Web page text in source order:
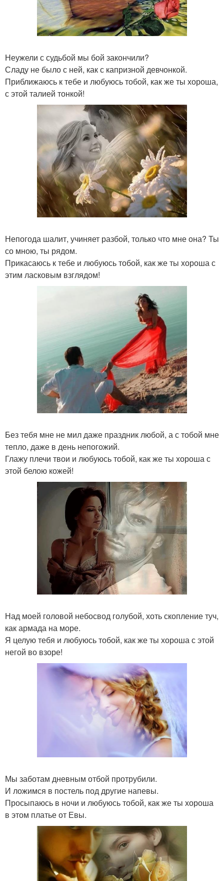
Неужели с судьбой мы бой закончили?
Сладу не было с ней, как с капризной девчонкой.
Приближаюсь к тебе и любуюсь тобой, как же ты хороша,
с этой талией тонкой!
Непогода шалит, учиняет разбой, только что мне она? Ты
со мною, ты рядом.
Прикасаюсь к тебе и любуюсь тобой, как же ты хороша с
этим ласковым взглядом!
Без тебя мне не мил даже праздник любой, а с тобой мне
тепло, даже в день непогожий.
Глажу плечи твои и любуюсь тобой, как же ты хороша с
этой белою кожей!
Над моей головой небосвод голубой, хоть скопление туч,
как армада на море.
Я целую тебя и любуюсь тобой, как же ты хороша с этой
негой во взоре!
Мы заботам дневным отбой протрубили.
И ложимся в постель под другие напевы.
Просыпаюсь в ночи и любуюсь тобой, как же ты хороша
в этом платье от Евы.